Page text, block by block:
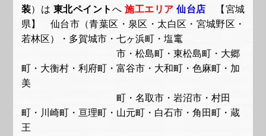
装）は 東北ペイント へ施工エリア 仙台店
【宮城
県】 仙台市（青葉区・泉区・太白区・宮城野区・
若林区）・多賀城市・七ヶ浜町・塩竃
市・松島町・東松島町・大郷
町・大衡村・利府町・富谷市・大和町・色麻町・加
美
町・名取市・岩沼市・村田
町・川崎町・亘理町・山元町・白石市・角田町・蔵
王